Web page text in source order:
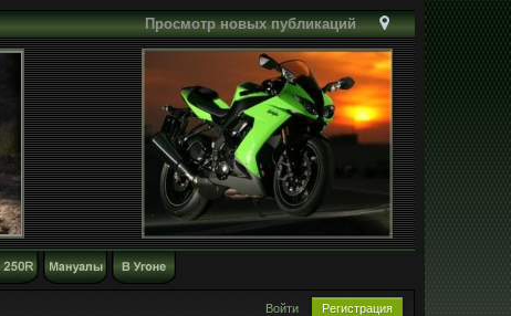
Просмотр новых публикаций
Войти Регистрация